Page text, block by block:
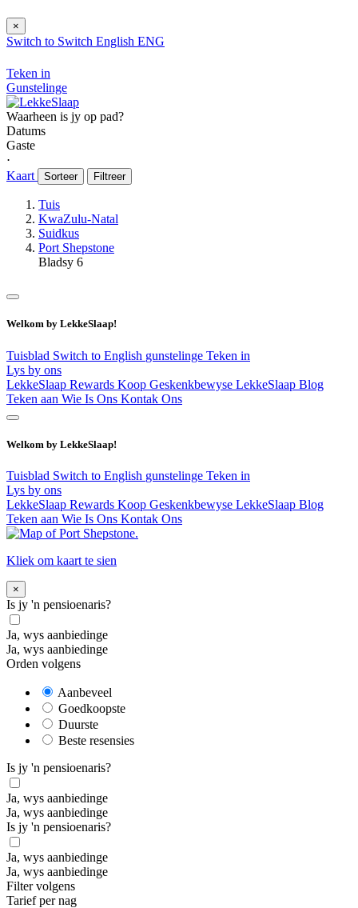
×
Switch to Switch English ENG
Teken in
Gunstelinge
Waarheen is jy op pad?
Datums
Gaste
⋅
Kaart
Sorteer Filtreer
Tuis
KwaZulu-Natal
Suidkus
Port Shepstone
Bladsy 6
Welkom by LekkeSlaap!
Tuisblad Switch to English gunstelinge Teken in
Lys by ons
LekkeSlaap Rewards Koop Geskenkbewyse LekkeSlaap Blog
Teken aan Wie Is Ons Kontak Ons
Welkom by LekkeSlaap!
Tuisblad Switch to English gunstelinge Teken in
Lys by ons
LekkeSlaap Rewards Koop Geskenkbewyse LekkeSlaap Blog
Teken aan Wie Is Ons Kontak Ons
Kliek om kaart te sien
×
Is jy 'n pensioenaris?
Ja, wys aanbiedinge
Ja, wys aanbiedinge
Orden volgens
Aanbeveel
Goedkoopste
Duurste
Beste resensies
Is jy 'n pensioenaris?
Ja, wys aanbiedinge
Ja, wys aanbiedinge
Is jy 'n pensioenaris?
Ja, wys aanbiedinge
Ja, wys aanbiedinge
Filter volgens
Tarief per nag